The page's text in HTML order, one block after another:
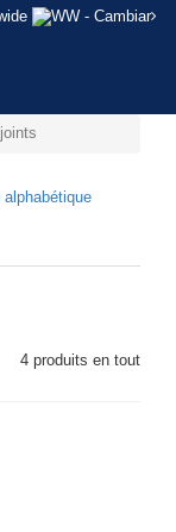
- Cambiar
alphabétique
4 produits en tout